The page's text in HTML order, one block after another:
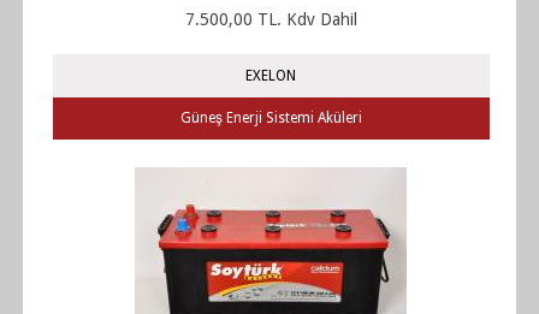
7.500,00 TL. Kdv Dahil
EXELON
Güneş Enerji Sistemi Aküleri